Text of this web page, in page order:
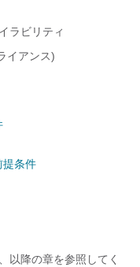
ラビリティ
イアンス)
提条件
以降の章を参照してく